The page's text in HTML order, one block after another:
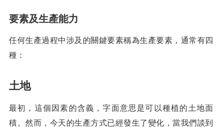
要素及生產能力
任何生產過程中涉及的關鍵要素稱為生產要素，通常有四
種：
土地
最初，這個因素的含義，字面意思是可以種植的土地面
積。然而，今天的生產方式已經發生了變化，當我們談到